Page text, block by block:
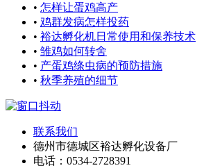
• 怎样让蛋鸡高产
• 鸡群发病怎样投药
• 裕达孵化机日常使用和保养技术
• 雏鸡如何转舍
• 产蛋鸡绦虫病的预防措施
• 秋季养殖的细节
联系我们
德州市德城区裕达孵化设备厂
电话：0534-2728391